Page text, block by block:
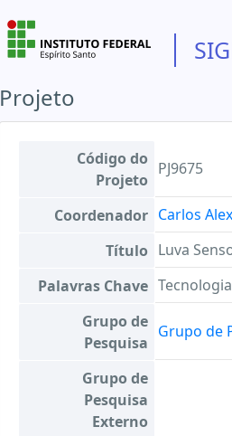
Projeto
Código do
Projeto
PJ9675
Coordenador Carlos
Título Luva
Palavras Chave
Grupo de
Pesquisa
Grupo de
Grupo de
Pesquisa
Externo